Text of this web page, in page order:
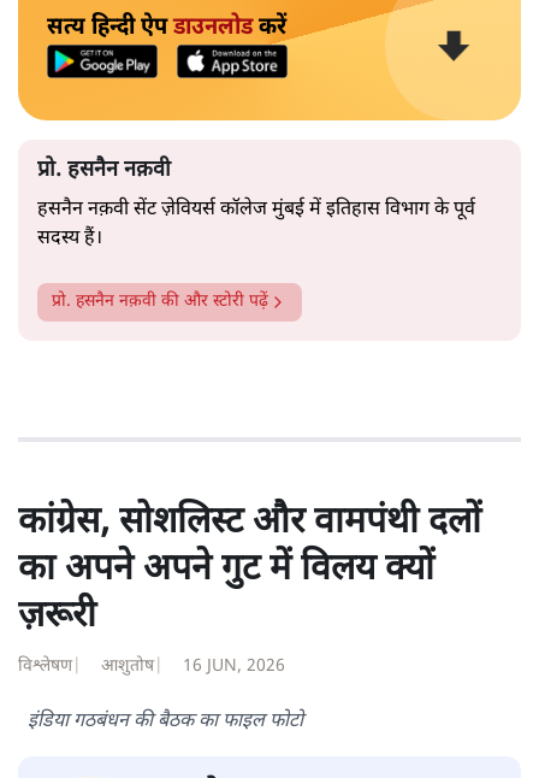
सत्य हिन्दी ऐपडाउनलोडकरें
प्रो. हसनैन नक़वी
हसनैन नक़वी सेंट ज़ेवियर्स कॉलेज मुंबई मेंइतिहास विभाग के पूर्व
सदस्य हैं।
प्रो. हसनैन नक़वी की और स्टोरी पढ़ें
कांग्रेस, सोशलिस्ट और वामपंथी दलों
का अपने अपने गुट में विलय क्यों
ज़रूरी
विश्लेषण| आशुतोष| 16 JUN, 2026